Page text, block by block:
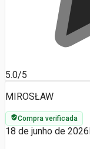
5.0/5
MIROSŁAW
Compra verificada
18 de junho de 2026